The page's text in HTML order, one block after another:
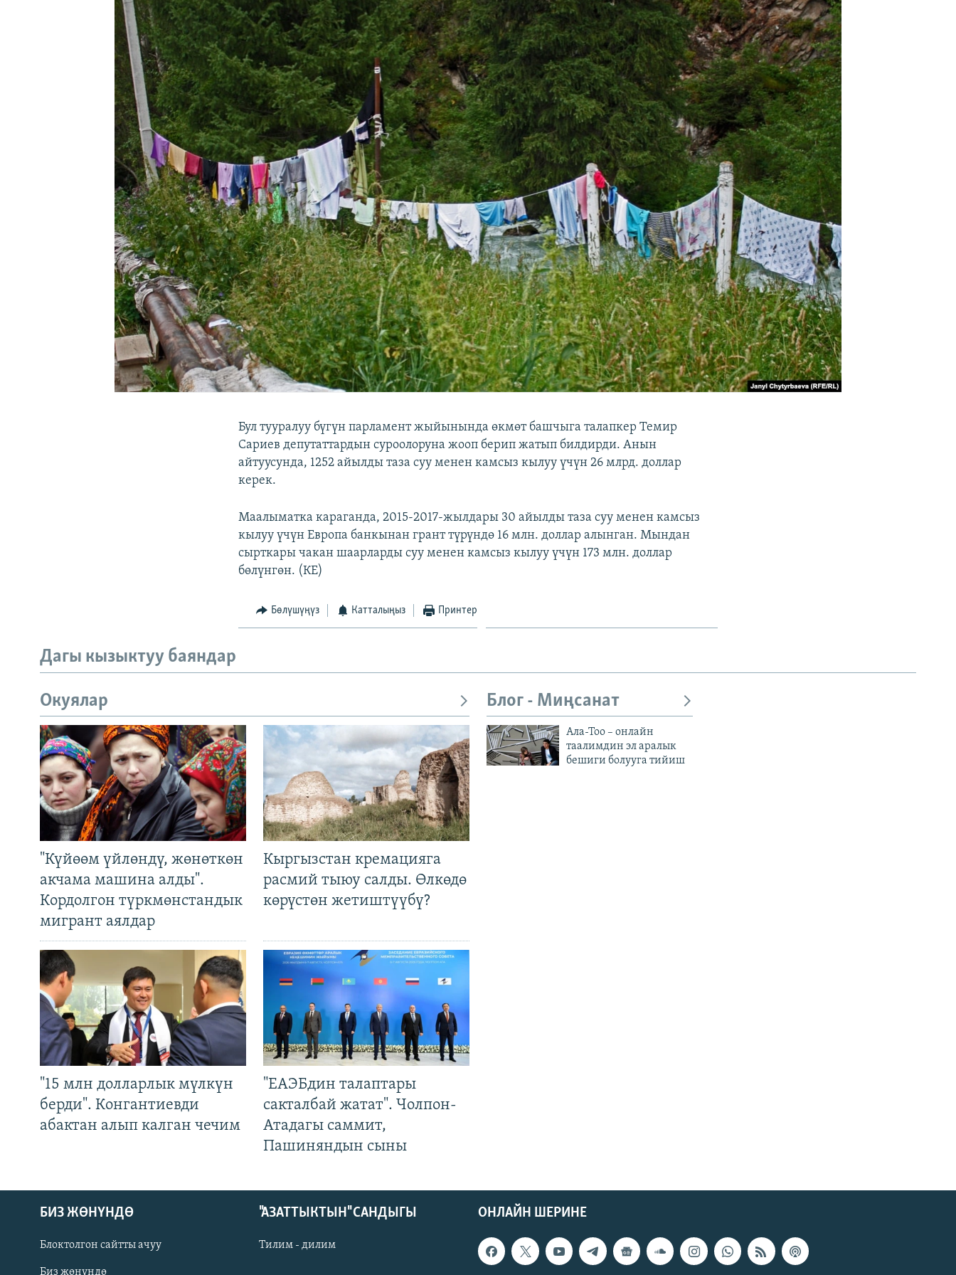
ЫҢГАЙСЫЗ СУРООЛОР
Бул тууралуу бүгүн парламент жыйынында өкмөт башчыга талапкер Темир
Сариев депутаттардын суроолоруна жооп берип жатып билдирди. Анын
айтуусунда, 1252 айылды таза суу менен камсыз кылуу үчүн 26 млрд. доллар
керек.
Маалыматка караганда, 2015-2017-жылдары 30 айылды таза суу менен камсыз
кылуу үчүн Европа банкынан грант түрүндө 16 млн. доллар алынган. Мындан
сырткары чакан шаарларды суу менен камсыз кылуу үчүн 173 млн. доллар
бөлүнгөн. (КЕ)
Бөлүшүңүз Катталыңыз Принтер
Дагы кызыктуу баяндар
Окуялар
"Күйөөм үйлөндү, жөнөткөн
акчама машина алды".
Кордолгон түркмөнстандык
мигрант аялдар
Кыргызстан кремацияга
расмий тыюу салды. Өлкөдө
көрүстөн жетиштүүбү?
"15 млн долларлык мүлкүн
берди". Конгантиевди
абактан алып калган чечим
"ЕАЭБдин талаптары
сакталбай жатат". Чолпон-
Атадагы саммит,
Пашиняндын сыны
Блог - Миңсанат
Ала-Тоо – онлайн
таалимдин эл аралык
бешиги болууга тийиш
ОНЛАЙН ШЕРИНЕ
БИЗ ЖӨНҮНДӨ
Блоктолгон сайтты ачуу
Биз жөнүндө
"АЗАТТЫКТЫН" САНДЫГЫ
Тилим - дилим